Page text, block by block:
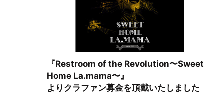
『Restroom of the Revolution〜Sweet
Home La.mama〜』
よりクラファン募金を頂戴いたしました